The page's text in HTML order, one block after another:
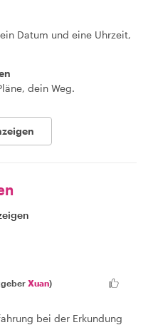
Datum und eine Uhrzeit,
dein Weg.
Xuan)
bei der Erkundung